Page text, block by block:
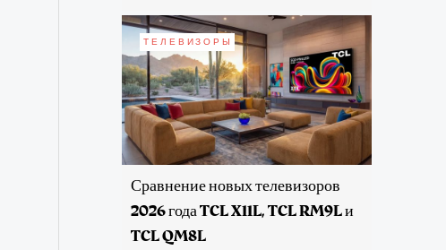
ТЕЛЕВИЗОРЫ
Сравнение новых телевизоров
2026 года TCL X11L, TCL RM9L и
TCL QM8L